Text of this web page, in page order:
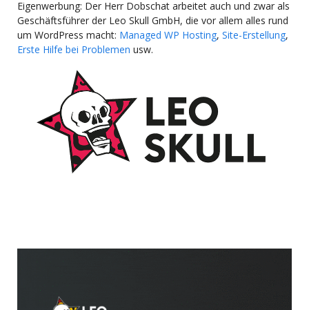
Eigenwerbung: Der Herr Dobschat arbeitet auch und zwar als
Geschäftsführer der Leo Skull GmbH, die vor allem alles rund
um WordPress macht: Managed WP Hosting, Site-Erstellung,
Erste Hilfe bei Problemen usw.